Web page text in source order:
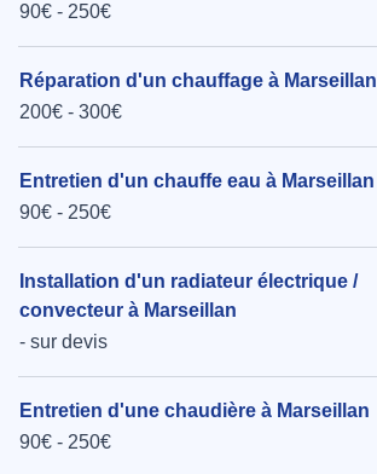
90€ - 250€
Réparation d'un chauffage à Marseillan
200€ - 300€
Entretien d'un chauffe eau à Marseillan
90€ - 250€
Installation d'un radiateur électrique /
convecteur à Marseillan
- sur devis
Entretien d'une chaudière à Marseillan
90€ - 250€